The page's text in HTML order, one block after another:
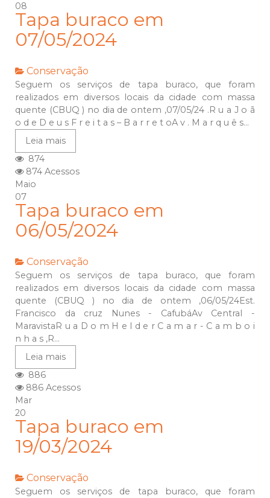
08
Tapa buraco em
07/05/2024
Conservação
Seguem os serviços de tapa buraco, que foram
realizados em diversos locais da cidade com massa
quente (CBUQ ) no dia de ontem ,07/05/24 .R u a J o ã
o d e D e u s F r e i t a s – B a r r e t oA v . M a r q u ê s...
Leia mais
874
874 Acessos
Maio
07
Tapa buraco em
06/05/2024
Conservação
Seguem os serviços de tapa buraco, que foram
realizados em diversos locais da cidade com massa
quente (CBUQ ) no dia de ontem ,06/05/24Est.
Francisco da cruz Nunes - CafubáAv Central -
MaravistaR u a D o m H e l d e r C a m a r - C a m b o i
n h a s ,R...
Leia mais
886
886 Acessos
Mar
20
Tapa buraco em
19/03/2024
Conservação
Seguem os serviços de tapa buraco, que foram